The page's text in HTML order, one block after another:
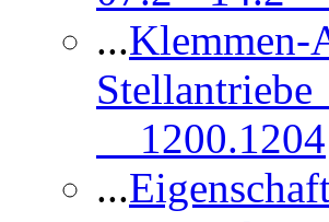
...
1200.1204
...